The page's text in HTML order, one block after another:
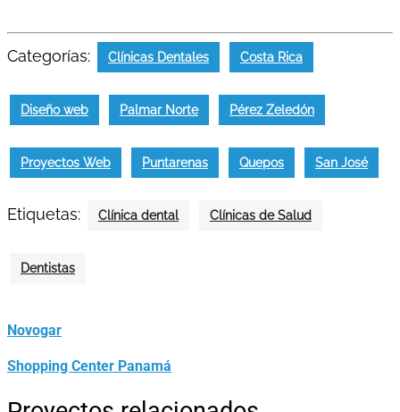
Categorías: Clínicas Dentales Costa Rica
Diseño web Palmar Norte Pérez Zeledón
Proyectos Web Puntarenas Quepos San José
Etiquetas: Clínica dental Clínicas de Salud
Dentistas
Novogar
Shopping Center Panamá